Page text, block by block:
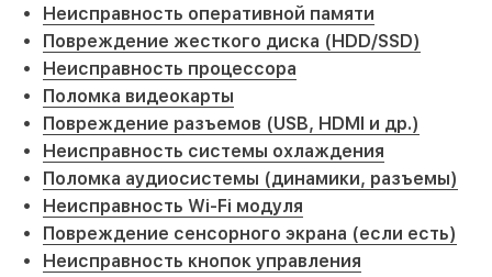
Неисправность оперативной памяти
Повреждение жесткого диска (HDD/SSD)
Неисправность процессора
Поломка видеокарты
Повреждение разъемов (USB, HDMI и др.)
Неисправность системы охлаждения
Поломка аудиосистемы (динамики, разъемы)
Неисправность Wi-Fi модуля
Повреждение сенсорного экрана (если есть)
Неисправность кнопок управления